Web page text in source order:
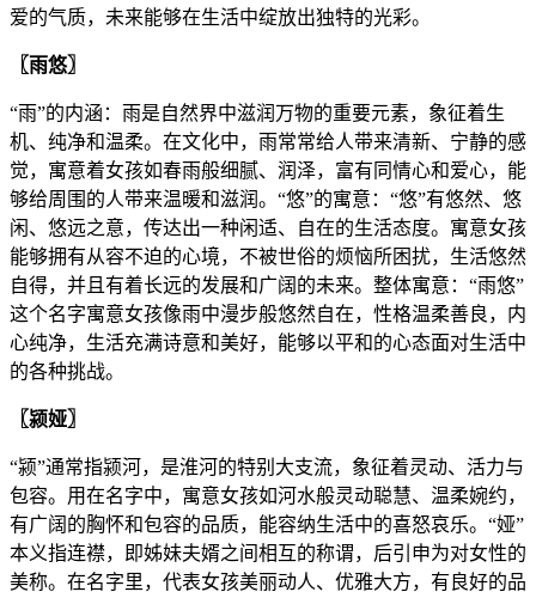
爱的气质，未来能够在生活中绽放出独特的光彩。
〖雨悠〗
“雨”的内涵：雨是自然界中滋润万物的重要元素，象征着生
机、纯净和温柔。在文化中，雨常常给人带来清新、宁静的感
觉，寓意着女孩如春雨般细腻、润泽，富有同情心和爱心，能
够给周围的人带来温暖和滋润。“悠”的寓意：“悠”有悠然、悠
闲、悠远之意，传达出一种闲适、自在的生活态度。寓意女孩
能够拥有从容不迫的心境，不被世俗的烦恼所困扰，生活悠然
自得，并且有着长远的发展和广阔的未来。整体寓意：“雨悠”
这个名字寓意女孩像雨中漫步般悠然自在，性格温柔善良，内
心纯净，生活充满诗意和美好，能够以平和的心态面对生活中
的各种挑战。
〖颍娅〗
“颍”通常指颍河，是淮河的特别大支流，象征着灵动、活力与
包容。用在名字中，寓意女孩如河水般灵动聪慧、温柔婉约，
有广阔的胸怀和包容的品质，能容纳生活中的喜怒哀乐。“娅”
本义指连襟，即姊妹夫婿之间相互的称谓，后引申为对女性的
美称。在名字里，代表女孩美丽动人、优雅大方，有良好的品